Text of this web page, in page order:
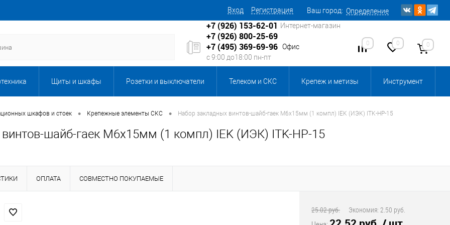
Вход Регистрация Ваш город: Определение
+7 (926) 153-62-01 Интернет-магазин
+7 (926) 800-25-69
+7 (495) 369-69-96 Офис
с 9:00 до18:00 пн-пт
0 0 0
Щиты и шкафы Розетки и выключатели Телеком и СКС Крепеж и метизы Инструмент
Бытовая техника Запорная и регулирующая арматура Источники питания Кабеленесущие системы
Клининговое оборудование, инвентарь и комплектующие, бытовая химия
шкафов и стоек • Крепежные элементы СКС • Набор закладных винтов-шайб-гаек M6x15мм (1 компл) IEK (ИЭК) ITK-HP-15
шайб-гаек M6x15мм (1 компл) IEK (ИЭК) ITK-HP-15
ОПЛАТА СОВМЕСТНО ПОКУПАЕМЫЕ
25.02 руб. Экономия: 2.50 руб.